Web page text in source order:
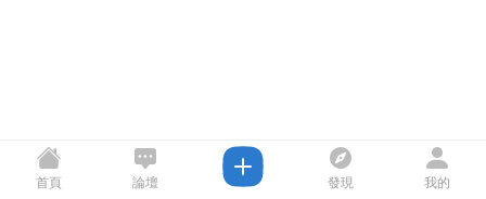
首頁 論壇 發現 我的